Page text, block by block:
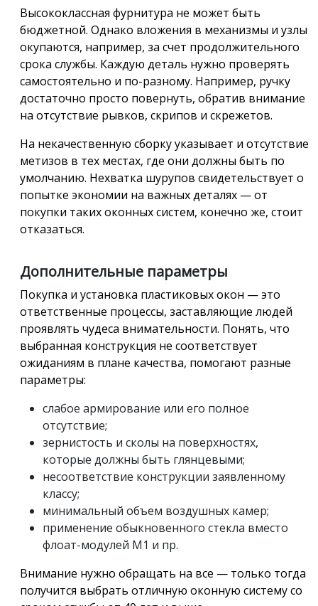
Высококлассная фурнитура не может быть
бюджетной. Однако вложения в механизмы и узлы
окупаются, например, за счет продолжительного
срока службы. Каждую деталь нужно проверять
самостоятельно и по-разному. Например, ручку
достаточно просто повернуть, обратив внимание
на отсутствие рывков, скрипов и скрежетов.
На некачественную сборку указывает и отсутствие
метизов в тех местах, где они должны быть по
умолчанию. Нехватка шурупов свидетельствует о
попытке экономии на важных деталях — от
покупки таких оконных систем, конечно же, стоит
отказаться.
Дополнительные параметры
Покупка и установка пластиковых окон — это
ответственные процессы, заставляющие людей
проявлять чудеса внимательности. Понять, что
выбранная конструкция не соответствует
ожиданиям в плане качества, помогают разные
параметры:
слабое армирование или его полное
отсутствие;
зернистость и сколы на поверхностях,
которые должны быть глянцевыми;
несоответствие конструкции заявленному
классу;
минимальный объем воздушных камер;
применение обыкновенного стекла вместо
флоат-модулей М1 и пр.
Внимание нужно обращать на все — только тогда
получится выбрать отличную оконную систему со